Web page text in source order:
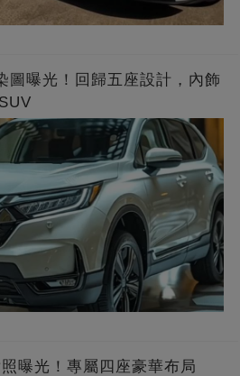
圖曝光！回歸五座設計，內飾
曝光！專屬四座豪華布局